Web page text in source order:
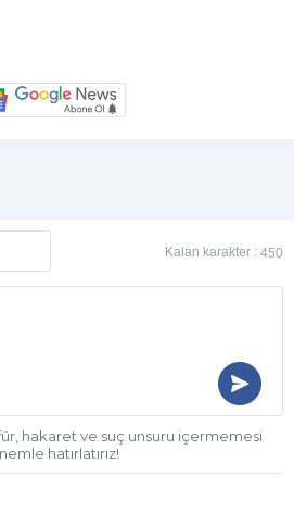
Kalan karakter : 450
hakaret ve suç unsuru içermemesi
hatırlatırız!